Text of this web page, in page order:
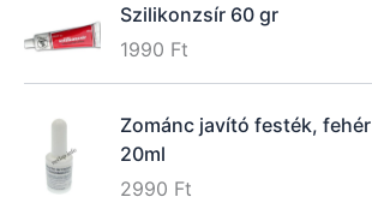
Szilikonzsír 60 gr
1990 Ft
Zománc javító festék, fehér
20ml
2990 Ft